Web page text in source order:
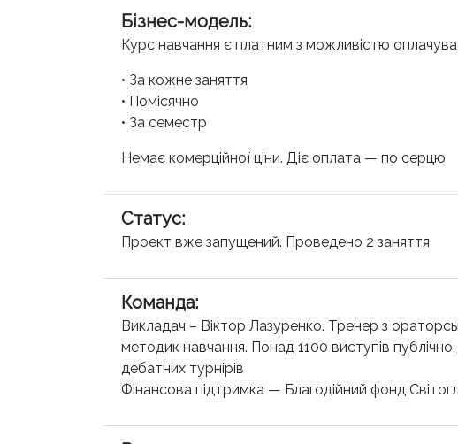
Бізнес-модель:
Курс навчання є платним з можливістю
• За кожне заняття
• Помісячно
• За семестр
Немає комерційної ціни. Діє оплата — по серцю
Статус:
Проект вже запущений. Проведено 2 заняття
Команда:
Викладач – Віктор Лазуренко. Тренер з
методик навчання. Понад 1100 виступів
дебатних турнірів
Фінансова підтримка — Благодійний фонд